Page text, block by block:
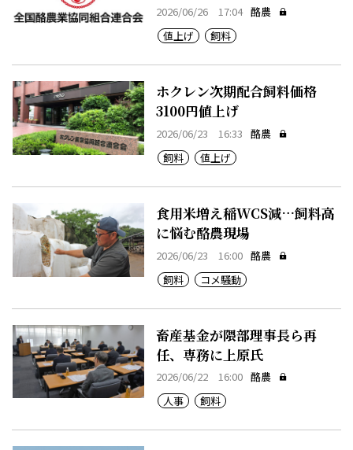
2026/06/26 17:04 酪農
値上げ
飼料
ホクレン次期配合飼料価格
3100円値上げ
2026/06/23 16:33 酪農
飼料
値上げ
食用米増え稲WCS減…飼料高
に悩む酪農現場
2026/06/23 16:00 酪農
飼料
コメ騒動
畜産基金が隈部理事長ら再
任、専務に上原氏
2026/06/22 16:00 酪農
人事
飼料